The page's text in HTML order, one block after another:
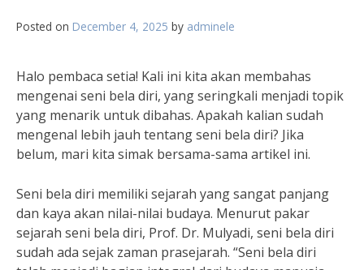
Posted on December 4, 2025 by adminele
Halo pembaca setia! Kali ini kita akan membahas
mengenai seni bela diri, yang seringkali menjadi topik
yang menarik untuk dibahas. Apakah kalian sudah
mengenal lebih jauh tentang seni bela diri? Jika
belum, mari kita simak bersama-sama artikel ini.
Seni bela diri memiliki sejarah yang sangat panjang
dan kaya akan nilai-nilai budaya. Menurut pakar
sejarah seni bela diri, Prof. Dr. Mulyadi, seni bela diri
sudah ada sejak zaman prasejarah. “Seni bela diri